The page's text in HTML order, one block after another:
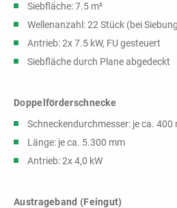
Siebfläche: 7.5 m²
Wellenanzahl: 22 Stück (bei
Antrieb: 2x 7.5 kW, FU gesteuert
Siebfläche durch Plane abgedeckt
Doppelförderschnecke
Schneckendurchmesser: je ca. 400
Länge: je ca. 5.300 mm
Antrieb: 2x 4,0 kW
Austrageband (Feingut)